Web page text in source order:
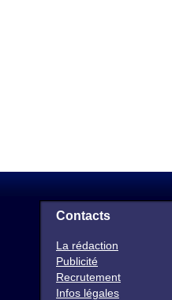
Contacts
La rédaction
Publicité
Recrutement
Infos légales